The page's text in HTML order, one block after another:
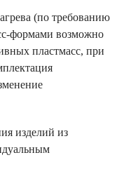
(по требованию
формами возможно
пластмасс, при
изделий из